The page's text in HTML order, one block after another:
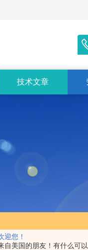
迎您！
自美国的朋友！有什么可
技术文章